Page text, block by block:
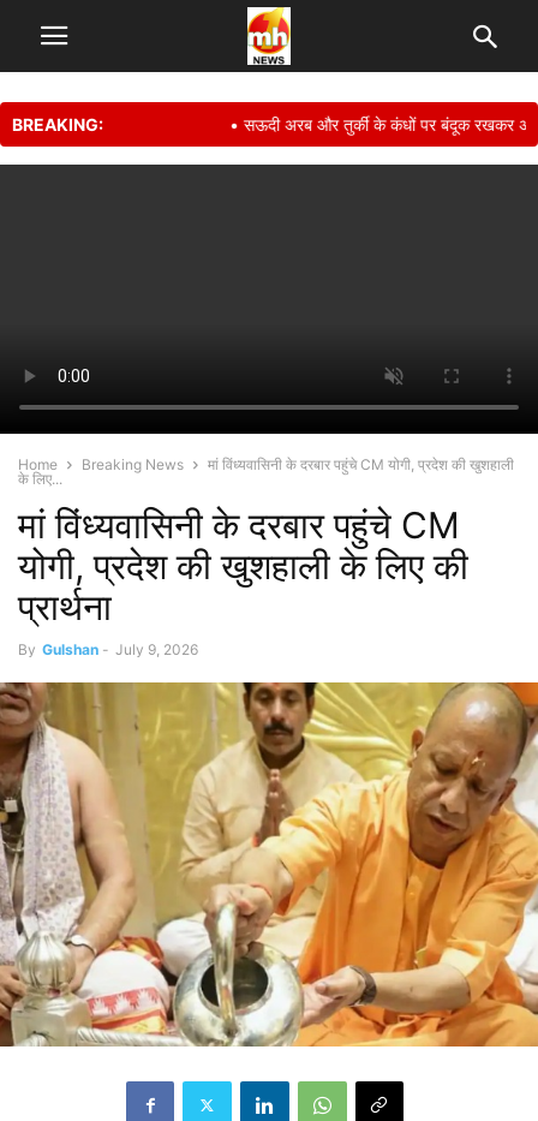
BREAKING: • सऊदी अरब और तुर्की के कंधों पर बंदूक रखकर अपनी
Home Breaking News
मां विंध्यवासिनी के दरबार पहुंचे CM योगी, प्रदेश की खुशहाली
के लिए...
मां विंध्यवासिनी के दरबार पहुंचे CM
योगी, प्रदेश की खुशहाली के लिए की
प्रार्थना
By Gulshan - July 9, 2026